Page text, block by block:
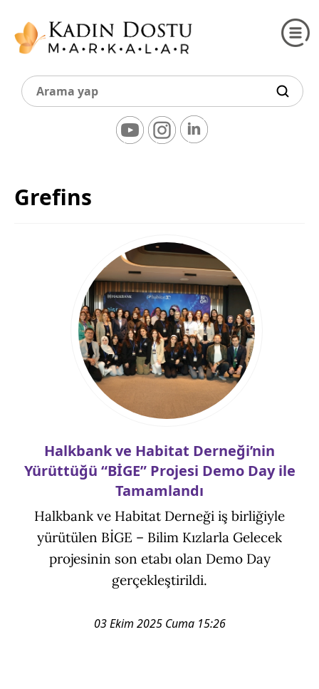
Grefins
Halkbank ve Habitat Derneği’nin
Yürüttüğü “BİGE” Projesi Demo Day ile
Tamamlandı
Halkbank ve Habitat Derneği iş birliğiyle
yürütülen BİGE – Bilim Kızlarla Gelecek
projesinin son etabı olan Demo Day
gerçekleştirildi.
03 Ekim 2025 Cuma 15:26